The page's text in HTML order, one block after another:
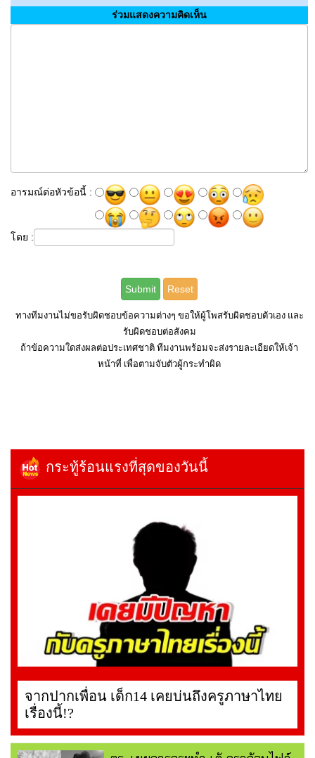
ร่วมแสดงความคิดเห็น
อารมณ์ต่อหัวข้อนี้ :
โดย :
ทางทีมงานไม่ขอรับผิดชอบข้อความต่างๆ ขอให้ผู้โพสรับผิดชอบตัวเอง และ
รับผิดชอบต่อสังคม
ถ้าข้อความใดส่งผลต่อประเทศชาติ ทีมงานพร้อมจะส่งรายละเอียดให้เจ้า
หน้าที่ เพื่อตามจับตัวผู้กระทำผิด
กระทู้ร้อนแรงที่สุดของวันนี้
จากปากเพื่อน เด็ก14 เคยบ่นถึงครูภาษาไทย
เรื่องนี้!?